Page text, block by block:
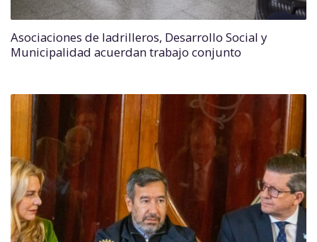
Asociaciones de ladrilleros, Desarrollo Social y
Municipalidad acuerdan trabajo conjunto